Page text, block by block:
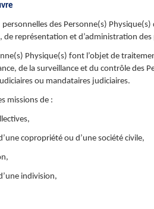
des Personne(s)
de représentation et d’administration
Physique(s) font l’objet de
de la surveillance et du contrôle des
ou mandataires judiciaires.
missions de :
copropriété ou d’une société civile,
indivision,